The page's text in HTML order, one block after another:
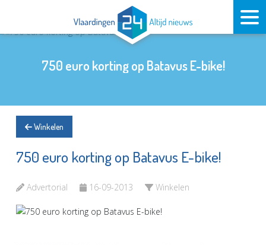
750 euro korting op Batavus E-bike!
Winkelen
750 euro korting op Batavus E-bike!
Advertorial 16-09-2013 Winkelen